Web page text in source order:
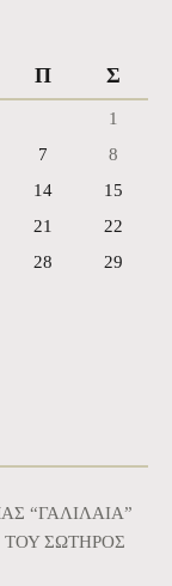
Π Σ
1
7
8
14
15
21
22
28
29
“ΓΑΛΙΛΑΙΑ”
ΣΩΤΗΡΟΣ